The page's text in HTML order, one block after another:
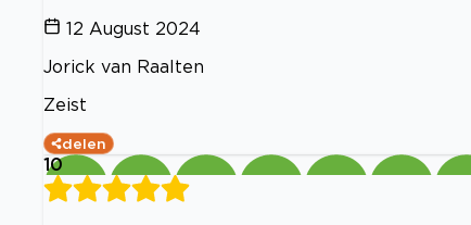
12 August 2024
Jorick van Raalten
Zeist
delen
10